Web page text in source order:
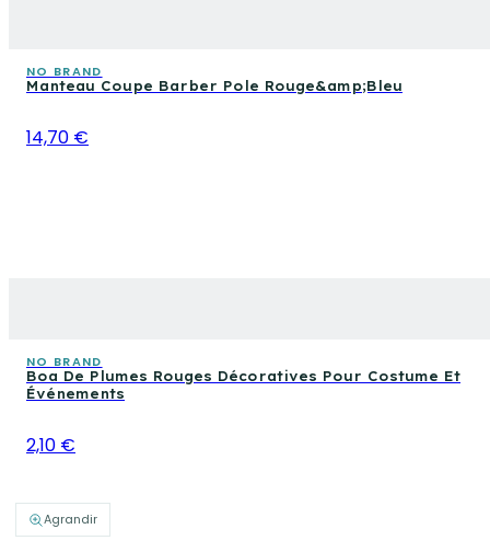
Agrandir
NO BRAND
Manteau Coupe Barber Pole Rouge&amp;Bleu
14,70 €
NO BRAND
Boa De Plumes Rouges Décoratives Pour Costume Et
Événements
2,10 €